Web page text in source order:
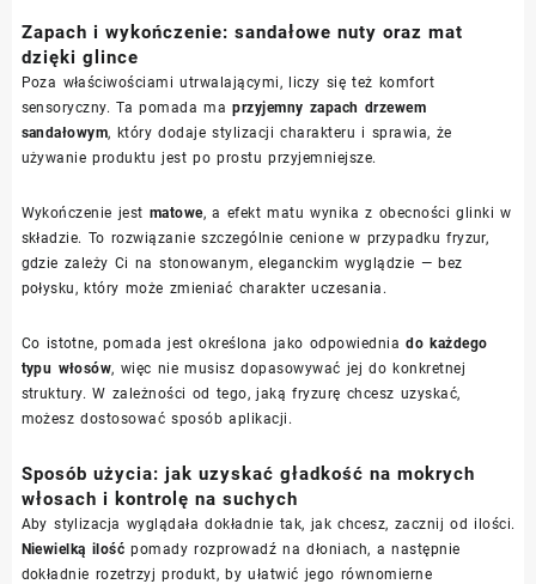
Zapach i wykończenie: sandałowe nuty oraz mat
dzięki glince
Poza właściwościami utrwalającymi, liczy się też komfort
sensoryczny. Ta pomada maprzyjemny zapach drzewem
sandałowym, który dodaje stylizacji charakteru i sprawia, że
używanie produktu jest po prostu przyjemniejsze.
Wykończenie jest matowe, a efekt matu wynika z obecności glinki w
składzie. To rozwiązanie szczególnie cenione w przypadku fryzur,
gdzie zależy Ci na stonowanym, eleganckim wyglądzie — bez
połysku, który może zmieniać charakter uczesania.
Co istotne, pomada jest określona jako odpowiedniado każdego
typu włosów, więc nie musisz dopasowywać jej do konkretnej
struktury. W zależności od tego, jaką fryzurę chcesz uzyskać,
możesz dostosować sposób aplikacji.
Sposób użycia: jak uzyskać gładkość na mokrych
włosach i kontrolę na suchych
Aby stylizacja wyglądała dokładnie tak, jak chcesz, zacznij od ilości.
Niewielką ilość pomady rozprowadź na dłoniach, a następnie
dokładnie rozetrzyj produkt, by ułatwić jego równomierne